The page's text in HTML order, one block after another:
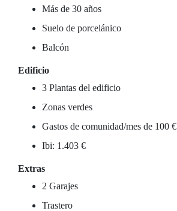
Más de 30 años
Suelo de porcelánico
Balcón
Edificio
3 Plantas del edificio
Zonas verdes
Gastos de comunidad/mes de 100 €
Ibi: 1.403 €
Extras
2 Garajes
Trastero